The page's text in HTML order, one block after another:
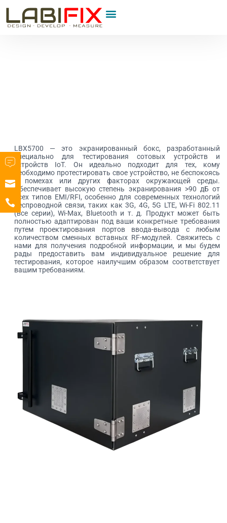
LBX5700 — это экранированный бокс, разработанный
специально для тестирования сотовых устройств и
устройств IoT. Он идеально подходит для тех, кому
необходимо протестировать свое устройство, не беспокоясь
о помехах или других факторах окружающей среды.
Обеспечивает высокую степень экранирования >90 дБ от
всех типов EMI/RFI, особенно для современных технологий
беспроводной связи, таких как 3G, 4G, 5G LTE, Wi-Fi 802.11
(все серии), Wi-Max, Bluetooth и т. д. Продукт может быть
полностью адаптирован под ваши конкретные требования
путем проектирования портов ввода-вывода с любым
количеством сменных вставных RF-модулей. Свяжитесь с
нами для получения подробной информации, и мы будем
рады предоставить вам индивидуальное решение для
тестирования, которое наилучшим образом соответствует
вашим требованиям.